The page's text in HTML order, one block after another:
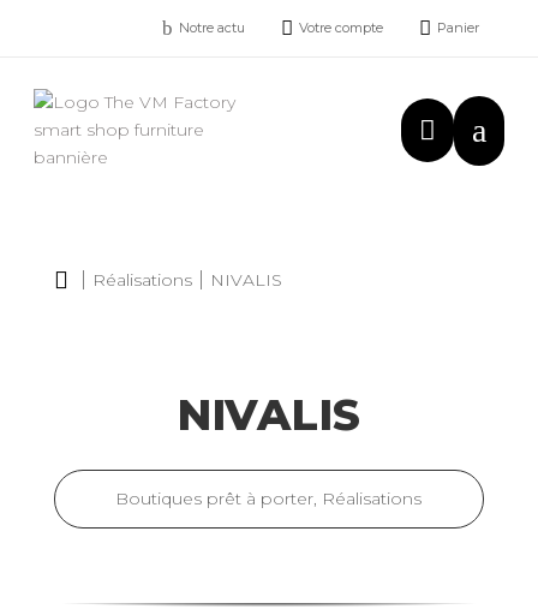
b Notre actu  Votre compte  Panier
 a
 Réalisations NIVALIS
NIVALIS
Boutiques prêt à porter, Réalisations